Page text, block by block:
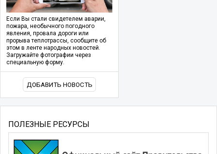
Если Вы стали свидетелем аварии,
пожара, необычного погодного
явления, провала дороги или
прорыва теплотрассы, сообщите об
этом в ленте народных новостей.
Загружайте фотографии через
специальную форму.
ДОБАВИТЬ НОВОСТЬ
ПОЛЕЗНЫЕ РЕСУРСЫ